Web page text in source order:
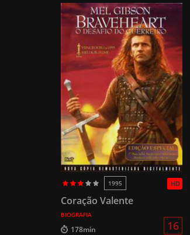
HD
1995
Coração Valente
BIOGRAFIA
178min 16